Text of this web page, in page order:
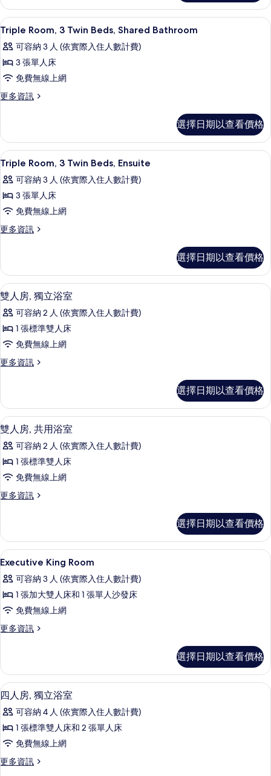
的
詳
情
顯
示
Triple
Room,
3
Twin
Bathroom
的
所
有
相
片
客房內保險箱、書桌、熨斗/熨衣板、
9
Triple Room, 3 Twin Beds, Shared Bathroom
可容納 3 人 (依實際入住人數計費)
3 張單人床
免費無線上網
更多資訊
更
3
Twin
Beds,
Shared
Bathroom
的
情
選擇日期以查看價格
顯
示
Triple
Room,
3
Twin
的
所
有
相
片
客房內保險箱、書桌、熨斗/熨衣板、
9
Triple Room, 3 Twin Beds, Ensuite
可容納 3 人 (依實際入住人數計費)
3 張單人床
免費無線上網
更多資訊
更
3
Twin
Beds,
Ensuite
的
詳
選擇日期以查看價格
顯
示
雙
人
獨
浴
室
的
所
有
相
片
雙人房, 獨立浴室 | 客房內保險箱、書
16
雙人房, 獨立浴室
可容納 2 人 (依實際入住人數計費)
1 張標準雙人床
免費無線上網
更多資訊
更
房,
獨
立
室
的
情
選擇日期以查看價格
顯
示
雙
人
共
浴
室
的
所
有
相
片
雙人房, 共用浴室 | 客房內保險箱、書
16
雙人房, 共用浴室
可容納 2 人 (依實際入住人數計費)
1 張標準雙人床
免費無線上網
更多資訊
更
房,
共
用
室
的
情
選擇日期以查看價格
顯
示
Executive
King
Room
的
相
片
Executive King Room | 客房內保險
3
Executive King Room
可容納 3 人 (依實際入住人數計費)
1 張加大雙人床和 1 張單人沙發床
免費無線上網
更多資訊
更
Room
的
詳
選擇日期以查看價格
顯
示
四
人
獨
四人房, 獨立浴室 | 浴室 | 吹風機、毛巾
14
四人房, 獨立浴室
可容納 4 人 (依實際入住人數計費)
1 張標準雙人床和 2 張單人床
免費無線上網
更多資訊
更